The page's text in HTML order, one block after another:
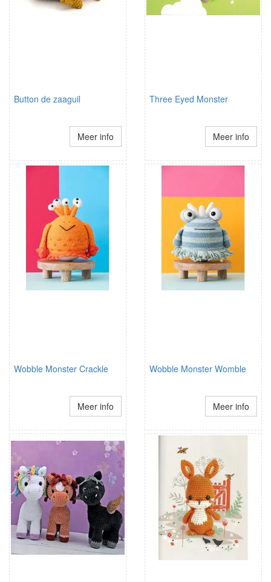
Button de zaaguil
Meer info
Three Eyed Monster
Meer info
Wobble Monster Crackle
Meer info
Wobble Monster Womble
Meer info